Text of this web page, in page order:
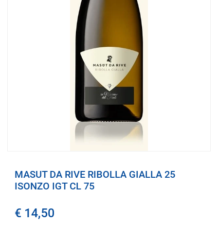
MASUT DA RIVE RIBOLLA GIALLA 25
ISONZO IGT CL 75
€ 14,50